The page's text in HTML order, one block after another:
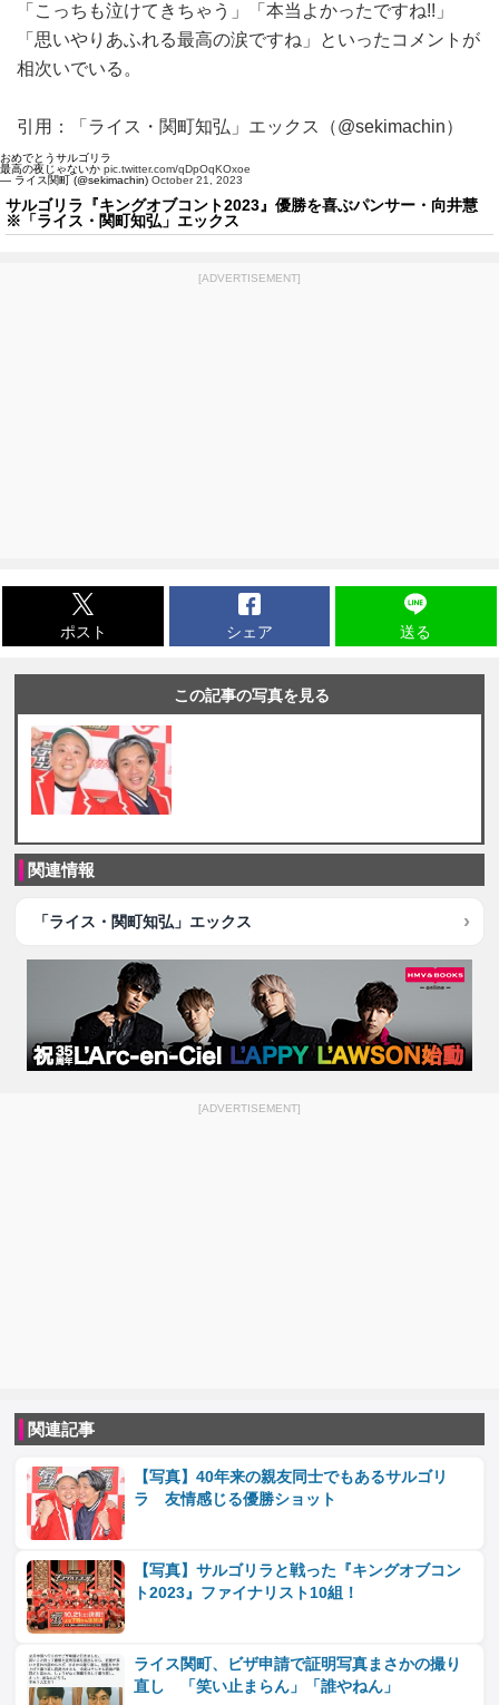
「こっちも泣けてきちゃう」「本当よかったですね!!」
「思いやりあふれる最高の涙ですね」といったコメントが
相次いでいる。
引用：「ライス・関町知弘」エックス（@sekimachin）
おめでとうサルゴリラ
最高の夜じゃないか pic.twitter.com/qDpOqKOxoe
— ライス関町 (@sekimachin) October 21, 2023
サルゴリラ『キングオブコント2023』優勝を喜ぶパンサー・向井慧
※「ライス・関町知弘」エックス
[ADVERTISEMENT]
ポスト シェア 送る
この記事の写真を見る
関連情報
「ライス・関町知弘」エックス
[ADVERTISEMENT]
関連記事
【写真】40年来の親友同士でもあるサルゴリ
ラ 友情感じる優勝ショット
【写真】サルゴリラと戦った『キングオブコン
ト2023』ファイナリスト10組！
ライス関町、ビザ申請で証明写真まさかの撮り
直し 「笑い止まらん」「誰やねん」